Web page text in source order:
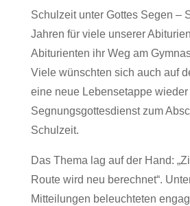
Schulzeit unter Gottes Segen –
Jahren für viele unserer
Abiturienten ihr Weg am
Viele wünschten sich auch auf
eine neue Lebensetappe wieder
Segnungsgottesdienst zum
Schulzeit.
Das Thema lag auf der Hand:
Route wird neu berechnet“.
Mitteilungen beleuchteten